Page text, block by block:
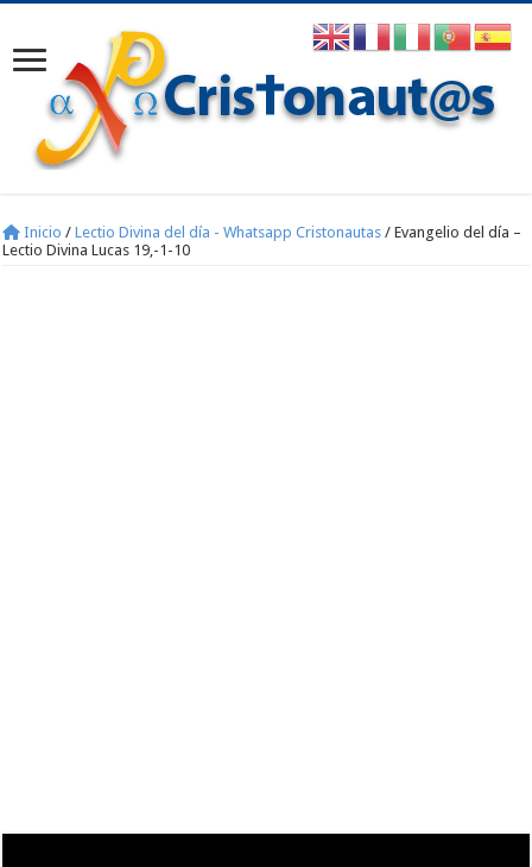
Inicio / Lectio Divina del día - Whatsapp Cristonautas / Evangelio del día –
Lectio Divina Lucas 19,-1-10